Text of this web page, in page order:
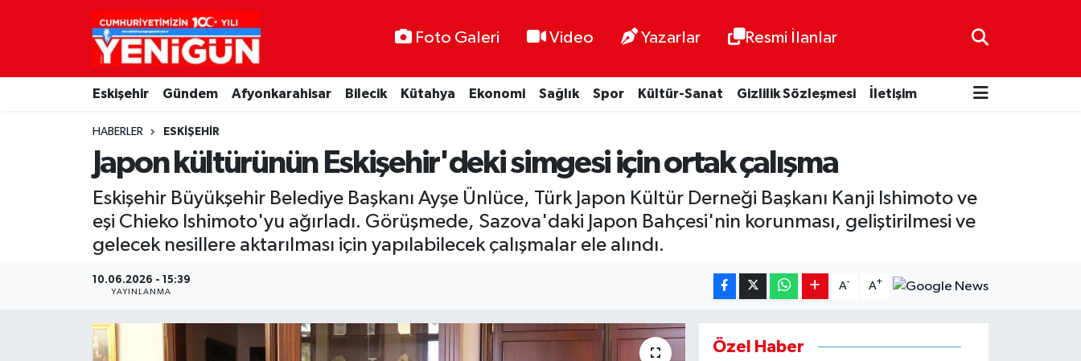
Foto Galeri Video Yazarlar Resmi İlanlar
Eskişehir Gündem Afyonkarahisar Bilecik Kütahya Ekonomi Sağlık Spor Kültür-Sanat Gizlilik Sözleşmesi İletişim
HABERLER ESKIŞEHIR
Japon kültürünün Eskişehir'deki simgesi için ortak çalışma
Eskişehir Büyükşehir Belediye Başkanı Ayşe Ünlüce, Türk Japon Kültür Derneği Başkanı Kanji Ishimoto ve
eşi Chieko Ishimoto'yu ağırladı. Görüşmede, Sazova'daki Japon Bahçesi'nin korunması, geliştirilmesi ve
gelecek nesillere aktarılması için yapılabilecek çalışmalar ele alındı.
10.06.2026 - 15:39
YAYINLANMA
A- A+
Özel Haber
Nöbetçi Eczaneler
Hava Durumu
Tüm Manşetler